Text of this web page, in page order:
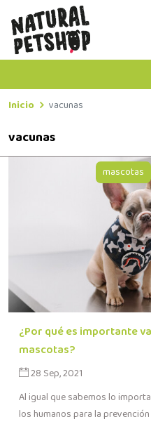
Inicio vacunas
vacunas
mascotas
¿Por qué es importante
mascotas?
28 Sep, 2021
Al igual que sabemos lo
los humanos para la